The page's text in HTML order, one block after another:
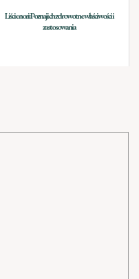
Liście nori: Poznaj ich zdrowotne właściwości i
zastosowania